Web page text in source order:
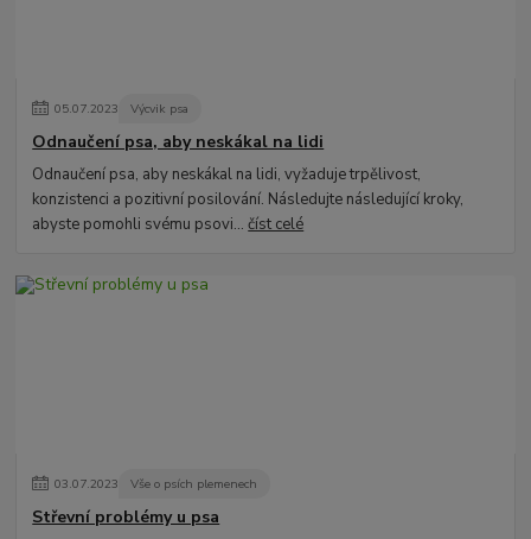
05.07.2023 Výcvik psa
Odnaučení psa, aby neskákal na lidi
Odnaučení psa, aby neskákal na lidi, vyžaduje trpělivost,
konzistenci a pozitivní posilování. Následujte následující kroky,
abyste pomohli svému psovi...číst celé
03.07.2023 Vše o psích plemenech
Střevní problémy u psa